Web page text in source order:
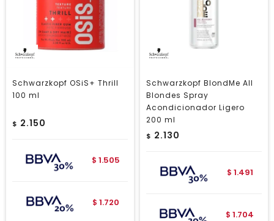
Schwarzkopf OSiS+ Thrill
100 ml
$ 2.150
$ 1.505
$ 1.720
Schwarzkopf BlondMe All
Blondes Spray
Acondicionador Ligero
200 ml
$ 2.130
$ 1.491
$ 1.704